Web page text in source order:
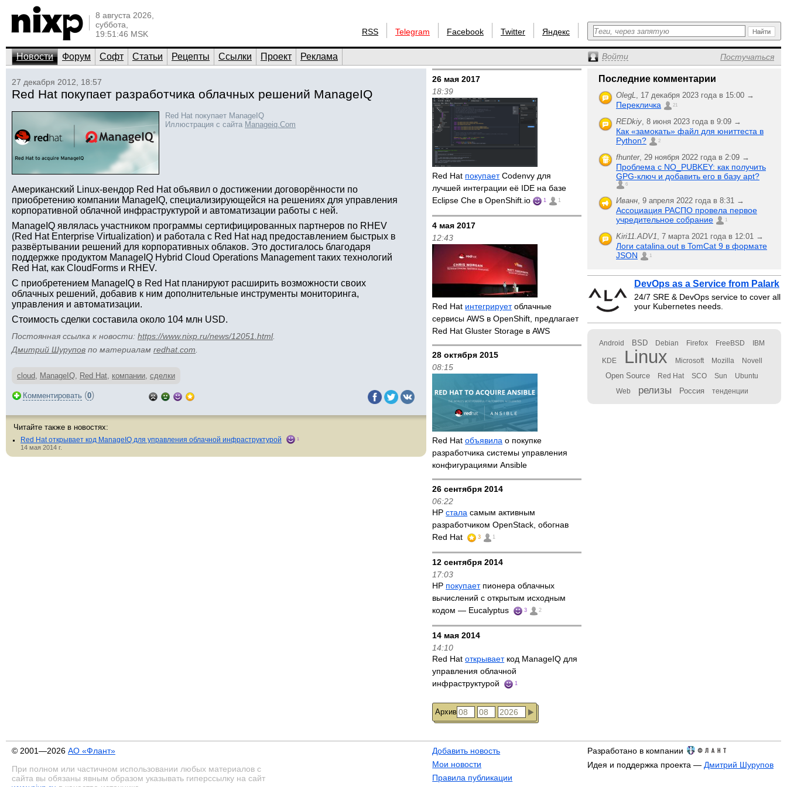
8 августа 2026,
суббота,
19:51:46 MSK
RSS Telegram Facebook Twitter Яндекс
Новости Форум Софт Статьи Рецепты Ссылки Проект Реклама Войти Постучаться
27 декабря 2012, 18:57
Red Hat покупает разработчика облачных решений ManageIQ
Red Hat покупает ManageIQ
Иллюстрация с сайта Manageiq.Com
Американский Linux-вендор Red Hat объявил о достижении договорённости по
приобретению компании ManageIQ, специализирующейся на решениях для управления
корпоративной облачной инфраструктурой и автоматизации работы с ней.
ManageIQ являлась участником программы сертифицированных партнеров по RHEV
(Red Hat Enterprise Virtualization) и работала с Red Hat над предоставлением быстрых в
развёртывании решений для корпоративных облаков. Это достигалось благодаря
поддержке продуктом ManageIQ Hybrid Cloud Operations Management таких технологий
Red Hat, как CloudForms и RHEV.
С приобретением ManageIQ в Red Hat планируют расширить возможности своих
облачных решений, добавив к ним дополнительные инструменты мониторинга,
управления и автоматизации.
Стоимость сделки составила около 104 млн USD.
Постоянная ссылка к новости: https://www.nixp.ru/news/12051.html.
Дмитрий Шурупов по материалам redhat.com
cloud, ManageIQ, Red Hat, компании, сделки
Комментировать (0)
Читайте также в новостях:
Red Hat открывает код ManageIQ для управления облачной инфраструктурой 1
14 мая 2014 г.
26 мая 2017
18:39
Red Hat покупаетCodenvy для
лучшей интеграции её IDE на базе
Eclipse Che в OpenShift.io
1 1
4 мая 2017
12:43
Red Hat интегрируетоблачные
сервисы AWS в OpenShift, предлагает
Red Hat Gluster Storage в AWS
28 октября 2015
08:15
Red Hatобъявила о покупке
разработчика системы управления
конфигурациями Ansible
26 сентября 2014
06:22
HPстала самым активным
разработчиком OpenStack, обогнав
Red Hat
3 1
12 сентября 2014
17:03
HP покупаетпионера облачных
вычислений с открытым исходным
кодом — Eucalyptus
3 2
14 мая 2014
14:10
Red Hatоткрываеткод ManageIQ для
управления облачной
инфраструктурой
1
Архив
Последние комментарии
OlegL, 17 декабря 2023 года в 15:00 →
Перекличка 21
REDkiy, 8 июня 2023 года в 9:09 →
Как «замокать» файл для юниттеста в
Python?
2
fhunter, 29 ноября 2022 года в 2:09 →
Проблема с NO_PUBKEY: как получить
GPG-ключ и добавить его в базу apt?
6
Иванн, 9 апреля 2022 года в 8:31 →
Ассоциация РАСПО провела первое
учредительное собрание
1
Kiri11.ADV1, 7 марта 2021 года в 12:01 →
Логи catalina.out в TomCat 9 в формате
JSON
1
DevOps as a Service from Palark
24/7 SRE & DevOps service to cover all
your Kubernetes needs.
Android BSD Debian Firefox FreeBSD IBM
KDE Linux Microsoft Mozilla Novell
Open Source Red Hat SCO Sun Ubuntu
Web релизы Россия тенденции
© 2001—2026 АО «Флант»
При полном или частичном использовании любых материалов с
сайта вы обязаны явным образом указывать гиперссылку на сайт
Добавить новость
Мои новости
Правила публикации
Разработано в компании
Идея и поддержка проекта — Дмитрий Шурупов